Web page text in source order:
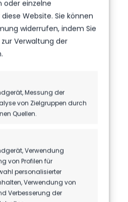
oder einzelne
Website. Sie können
widerrufen, indem Sie
Verwaltung der
Messung der
von Zielgruppen durch
Quellen.
Verwendung
von Profilen für
personalisierter
Verwendung von
Verbesserung der